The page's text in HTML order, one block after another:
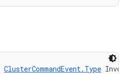
ClusterCommandEvent.Type